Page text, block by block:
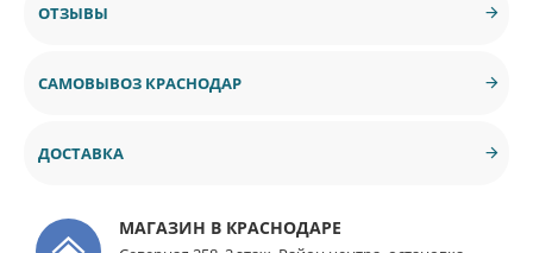
ОТЗЫВЫ
САМОВЫВОЗ КРАСНОДАР
ДОСТАВКА
МАГАЗИН В КРАСНОДАРЕ